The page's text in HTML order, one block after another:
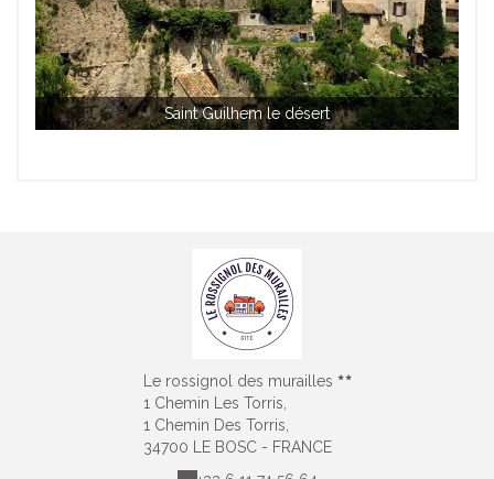
Saint Guilhem le désert
Le rossignol des murailles
1 Chemin Les Torris,
1 Chemin Des Torris,
34700 LE BOSC - FRANCE